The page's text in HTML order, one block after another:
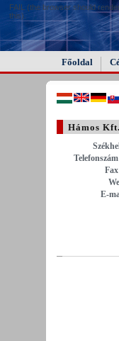
FAIL (the browser should
this).
Főoldal
Hámos Kft.
E-